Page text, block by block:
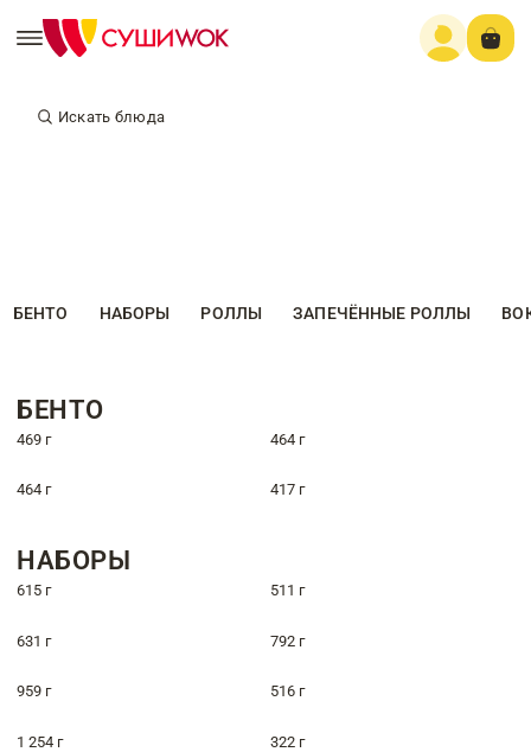
Искать блюда
БЕНТО НАБОРЫ РОЛЛЫ ЗАПЕЧЁННЫЕ РОЛЛЫ
БЕНТО
469 г 464 г
464 г 417 г
НАБОРЫ
615 г 511 г
631 г 792 г
959 г 516 г
1 254 г 322 г